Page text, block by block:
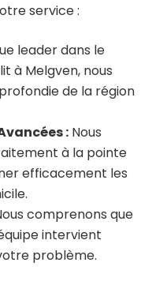
service :
leader dans le
à Melgven, nous
de la région
: Nous
à la pointe
efficacement les
comprenons que
intervient
problème.